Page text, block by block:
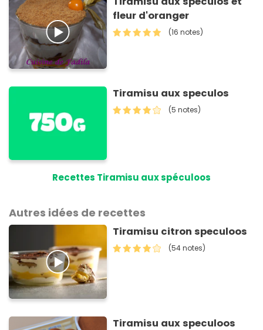
fleur d'oranger
(16 notes)
Tiramisu aux speculos
(5 notes)
Recettes Tiramisu aux spéculoos
Autres idées de recettes
Tiramisu citron speculoos
(54 notes)
Tiramisu aux speculoos